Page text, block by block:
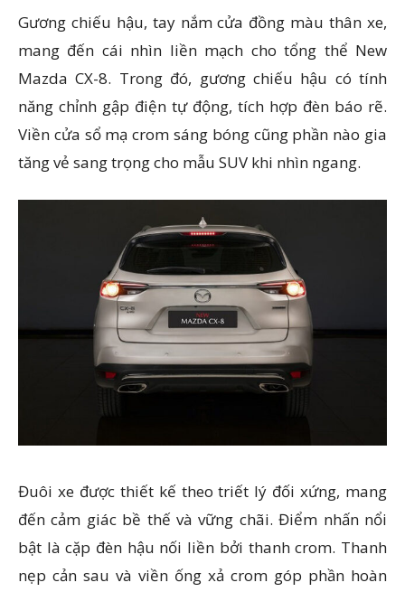
Gương chiếu hậu, tay nắm cửa đồng màu thân xe,
mang đến cái nhìn liền mạch cho tổng thể New
Mazda CX-8. Trong đó, gương chiếu hậu có tính
năng chỉnh gập điện tự động, tích hợp đèn báo rẽ.
Viền cửa sổ mạ crom sáng bóng cũng phần nào gia
tăng vẻ sang trọng cho mẫu SUV khi nhìn ngang.
Đuôi xe được thiết kế theo triết lý đối xứng, mang
đến cảm giác bề thế và vững chãi. Điểm nhấn nổi
bật là cặp đèn hậu nối liền bởi thanh crom. Thanh
nẹp cản sau và viền ống xả crom góp phần hoàn